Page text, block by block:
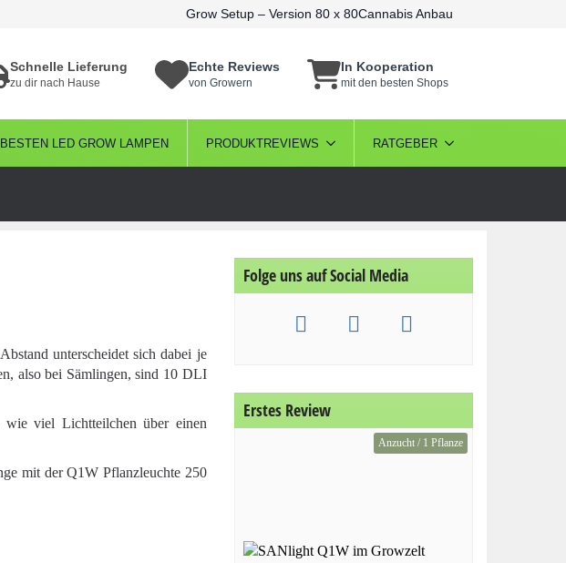
Grow Setup – Version 80 x 80Cannabis Anbau
Schnelle Lieferung
zu dir nach Hause
Echte Reviews
von Growern
In Kooperation
mit den besten Shops
LED GROW LAMPEN PRODUKTREVIEWS RATGEBER
unterscheidet sich dabei je
also bei Sämlingen, sind 10 DLI
viel Lichtteilchen über einen
mit der Q1W Pflanzleuchte 250
Folge uns auf Social Media
Erstes Review
Anzucht / 1 Pflanze